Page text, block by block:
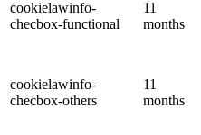
cookielawinfo-
checbox-functional
11
months
cookielawinfo-
checbox-others
11
months